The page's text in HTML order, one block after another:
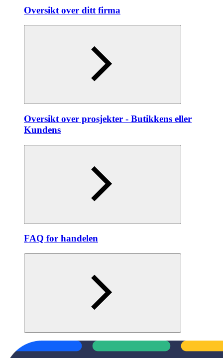
Oversikt over ditt firma
Oversikt over prosjekter - Butikkens eller
Kundens
FAQ for handelen